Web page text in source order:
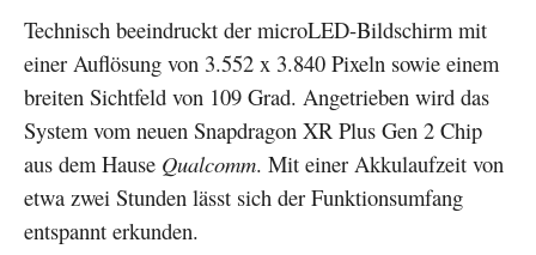
Technisch beeindruckt der microLED-Bildschirm mit
einer Auflösung von 3.552 x 3.840 Pixeln sowie einem
breiten Sichtfeld von 109 Grad. Angetrieben wird das
System vom neuen Snapdragon XR Plus Gen 2 Chip
aus dem Hause Qualcomm. Mit einer Akkulaufzeit von
etwa zwei Stunden lässt sich der Funktionsumfang
entspannt erkunden.